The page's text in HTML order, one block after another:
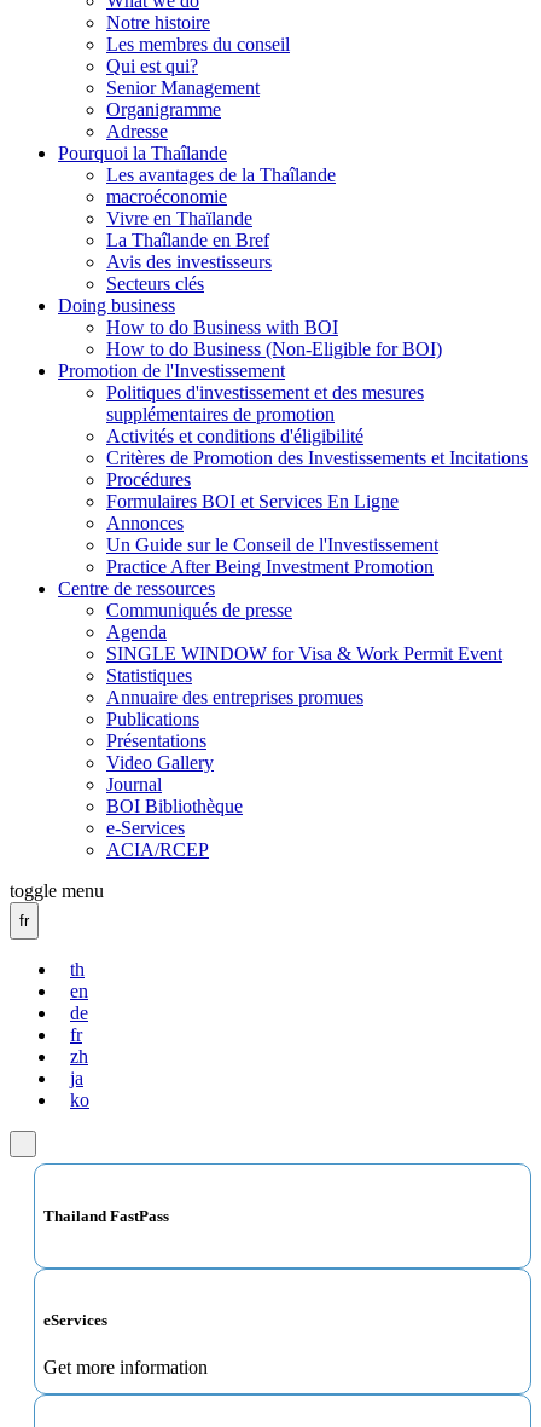
Notre histoire
Les membres du conseil
Qui est qui?
Senior Management
Organigramme
Adresse
Pourquoi la Thaîlande
Les avantages de la Thaîlande
macroéconomie
Vivre en Thaïlande
La Thaîlande en Bref
Avis des investisseurs
Secteurs clés
Doing business
How to do Business with BOI
How to do Business (Non-Eligible for BOI)
Promotion de l'Investissement
Politiques d'investissement et des mesures
supplémentaires de promotion
Activités et conditions d'éligibilité
Critères de Promotion des Investissements et Incitations
Procédures
Formulaires BOI et Services En Ligne
Annonces
Un Guide sur le Conseil de l'Investissement
Practice After Being Investment Promotion
Centre de ressources
Communiqués de presse
Agenda
SINGLE WINDOW for Visa & Work Permit Event
Statistiques
Annuaire des entreprises promues
Publications
Présentations
Video Gallery
Journal
BOI Bibliothèque
e-Services
ACIA/RCEP
toggle menu
fr
th
en
de
fr
zh
ja
ko
Thailand FastPass
eServices
Get more information